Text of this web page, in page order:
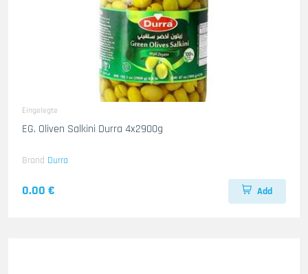
Eingelegte
EG. Oliven Salkini Durra 4x2900g
Brand Durra
0.00 € Add